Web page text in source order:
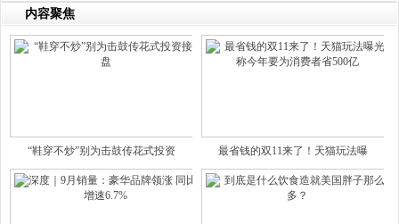
内容聚焦
“鞋穿不炒”别为击鼓传花式投资 最省钱的双11来了！天猫玩法曝